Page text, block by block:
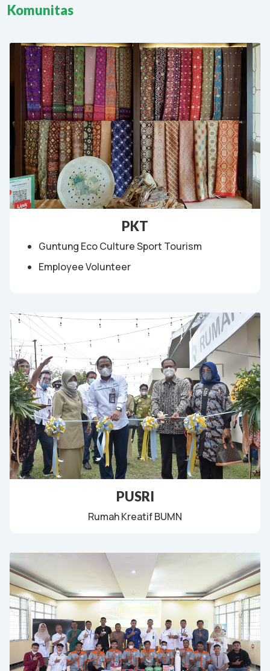
Komunitas
PKT
Guntung Eco Culture Sport Tourism
Employee Volunteer
PUSRI
Rumah Kreatif BUMN